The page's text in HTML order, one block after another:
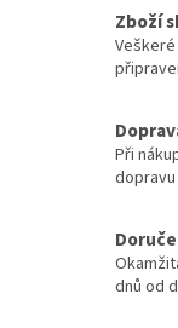
Zboží
Při
dnů od